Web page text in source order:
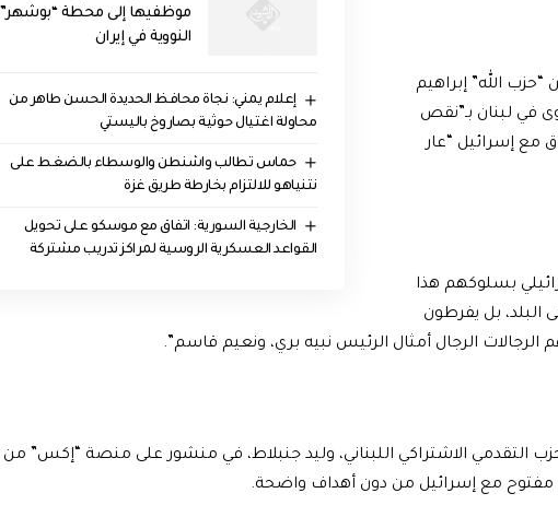
موظفيها إلى محطة “بوشهر”
النووية في إيران
إعلام يمني: نجاة محافظ الحديدة الحسن طاهر من
محاولة اغتيال حوثية بصاروخ باليستي
حماس تطالب واشنطن والوسطاء بالضغط على
نتنياهو للالتزام بخارطة طريق غزة
الخارجية السورية: اتفاق مع موسكو على تحويل
القواعد العسكرية الروسية لمراكز تدريب مشتركة
الله” إبراهيم
في لبنان بـ”نقص
مع إسرائيل “عار
بسلوكهم هذا
البلد، بل يفرطون
الرجالات الرجال أمثال الرئيس نبيه بري، ونعيم قاسم”.
التقدمي الاشتراكي اللبناني، وليد جنبلاط، في منشور على منصة “إكس” من
مع إسرائيل من دون أهداف واضحة.